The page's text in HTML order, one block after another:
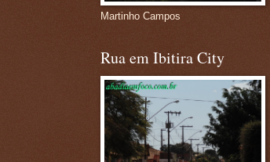
Martinho Campos
Rua em Ibitira City